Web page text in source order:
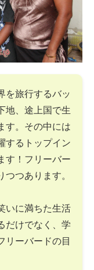
を旅行するバッ
地、途上国で生
す。その中には
するトップイン
す！フリーバー
つつあります。
いに満ちた生活
だけでなく、学
リーバードの目